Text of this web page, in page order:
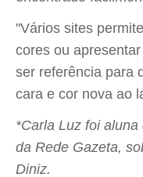
"Vários sites
cores ou
ser referência para
cara e cor nova ao
*Carla Luz foi
da Rede Gazeta,
Diniz.